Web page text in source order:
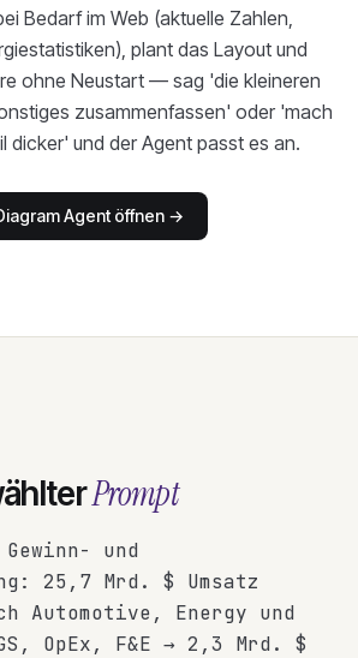
Bedarf im Web (aktuelle Zahlen,
plant das Layout und
ohne Neustart — sag 'die kleineren
zusammenfassen' oder 'mach
dicker' und der Agent passt es an.
Agent öffnen →
Prompt
und
25,7 Mrd. $ Umsatz
Automotive, Energy und
OpEx, F&E → 2,3 Mrd. $